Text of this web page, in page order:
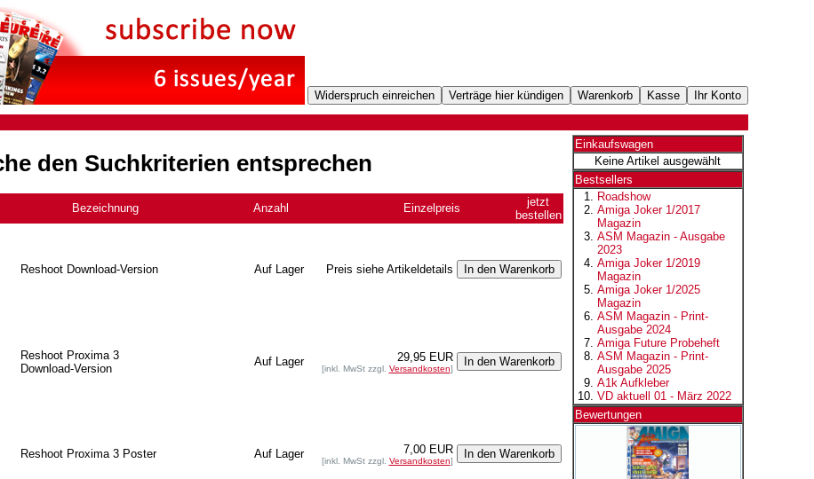
den Suchkriterien entsprechen
Bezeichnung Anzahl Einzelpreis
jetzt
bestellen
Reshoot Download-Version Auf Lager Preis siehe Artikeldetails
Reshoot Proxima 3
Download-Version
Auf Lager 29,95 EUR
[inkl. MwSt zzgl. Versandkosten]
Reshoot Proxima 3 Poster Auf Lager 7,00 EUR
[inkl. MwSt zzgl. Versandkosten]
Einkaufswagen
Keine Artikel ausgewählt
Bestsellers
Roadshow
Amiga Joker 1/2017
Magazin
ASM Magazin - Ausgabe
2023
Amiga Joker 1/2019
Magazin
Amiga Joker 1/2025
Magazin
ASM Magazin - Print-
Ausgabe 2024
Amiga Future Probeheft
ASM Magazin - Print-
Ausgabe 2025
A1k Aufkleber
VD aktuell 01 - März 2022
Bewertungen